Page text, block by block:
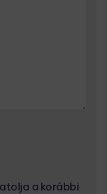
a korábbi